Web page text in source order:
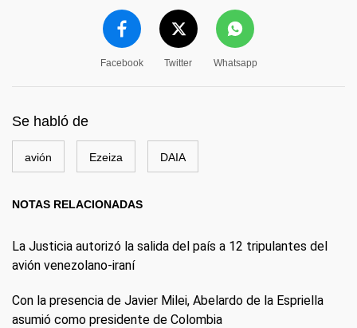
Facebook Twitter Whatsapp
Se habló de
avión Ezeiza DAIA
NOTAS RELACIONADAS
La Justicia autorizó la salida del país a 12 tripulantes del
avión venezolano-iraní
Con la presencia de Javier Milei, Abelardo de la Espriella
asumió como presidente de Colombia